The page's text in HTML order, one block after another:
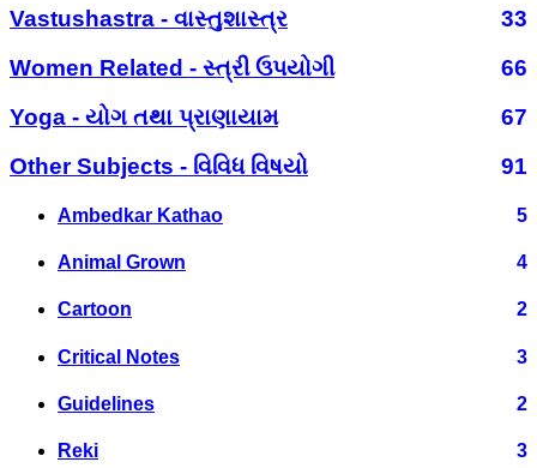
Vastushastra - વાસ્તુશાસ્ત્ર
33
Women Related - સ્ત્રી ઉપયોગી
66
Yoga - યોગ તથા પ્રાણાયામ
67
Other Subjects - વિવિધ વિષયો
91
Ambedkar Kathao 5
Animal Grown 4
Cartoon 2
Critical Notes 3
Guidelines 2
Reki 3